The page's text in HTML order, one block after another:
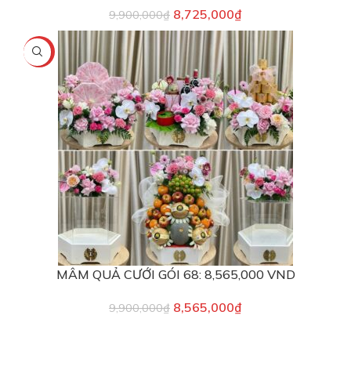
9,900,000₫ 8,725,000₫
-13%
MÂM QUẢ CƯỚI GÓI 68: 8,565,000 VND
9,900,000₫ 8,565,000₫